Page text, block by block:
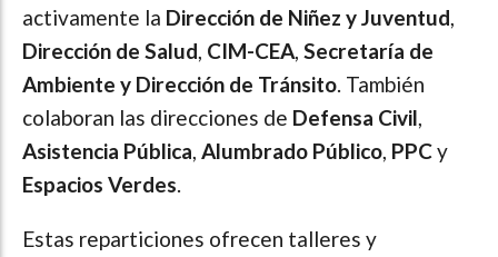
activamente la Dirección de Niñez y Juventud,
Dirección de Salud, CIM-CEA, Secretaría de
Ambiente y Dirección de Tránsito. También
colaboran las direcciones de Defensa Civil,
Asistencia Pública, Alumbrado Público, PPCy
Espacios Verdes.
Estas reparticiones ofrecen talleres y